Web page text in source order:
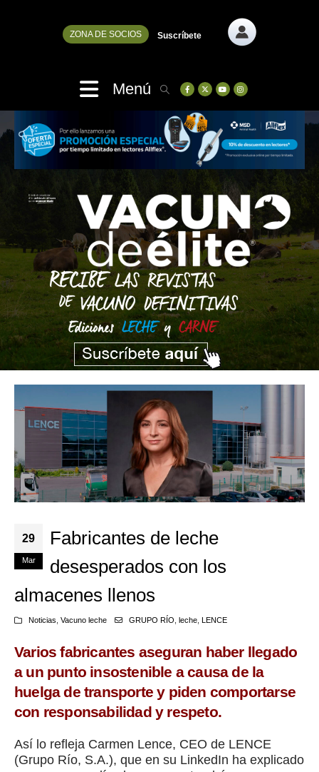
ZONA DE SOCIOS Suscríbete
Menú
29
Mar
Fabricantes de leche
desesperados con los
almacenes llenos
Noticias Vacuno leche GRUPO RÍO leche, LENCE
Varios fabricantes aseguran haber llegado
a un punto insostenible a causa de la
huelga de transporte y piden comportarse
con responsabilidad y respeto.
Así lo refleja Carmen Lence, CEO de LENCE
(Grupo Río, S.A.), que en su LinkedIn ha explicado